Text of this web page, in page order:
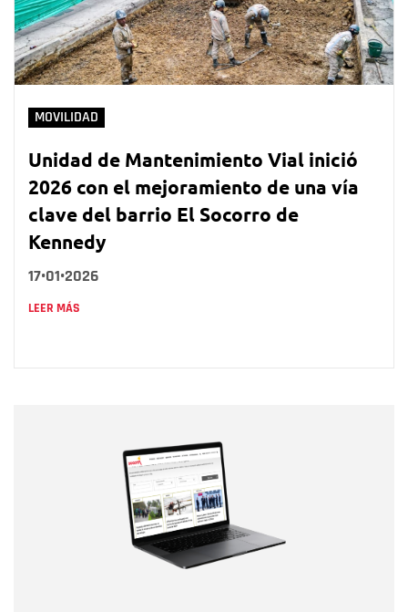
MOVILIDAD
Unidad de Mantenimiento Vial inició
2026 con el mejoramiento de una vía
clave del barrio El Socorro de
Kennedy
17•01•2026
LEER MÁS
Correo electrónico
Tipo de comentario